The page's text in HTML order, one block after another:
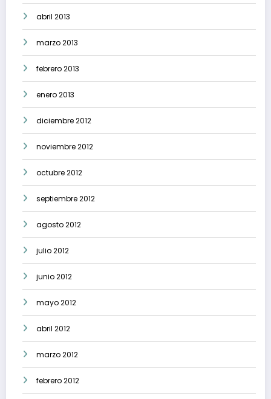
abril 2013
marzo 2013
febrero 2013
enero 2013
diciembre 2012
noviembre 2012
octubre 2012
septiembre 2012
agosto 2012
julio 2012
junio 2012
mayo 2012
abril 2012
marzo 2012
febrero 2012